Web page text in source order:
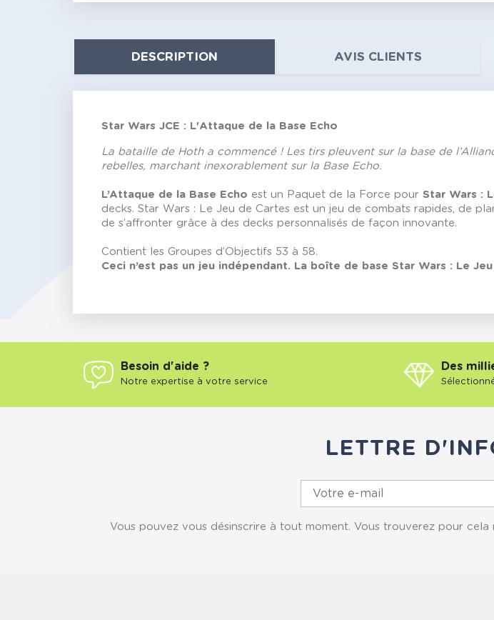
DESCRIPTION AVIS CLIENTS
Star Wars JCE : L'Attaque de la Base Echo
La bataille de Hoth a commencé ! Les tirs pleuvent sur la base de
rebelles, marchant inexorablement sur la Base Echo.
L’Attaque de la Base Echo est un Paquet de la Force pour Star Wars :
decks. Star Wars : Le Jeu de Cartes est un jeu de combats rapides, de
de s’affronter grâce à des decks personnalisés de façon innovante.
Contient les Groupes d’Objectifs 53 à 58.
Ceci n’est pas un jeu indépendant. La boîte de base Star Wars : Le
Besoin d'aide ?
Notre expertise à votre service
Des
LETTRE
Vous pouvez vous désinscrire à tout moment. Vous trouverez pour